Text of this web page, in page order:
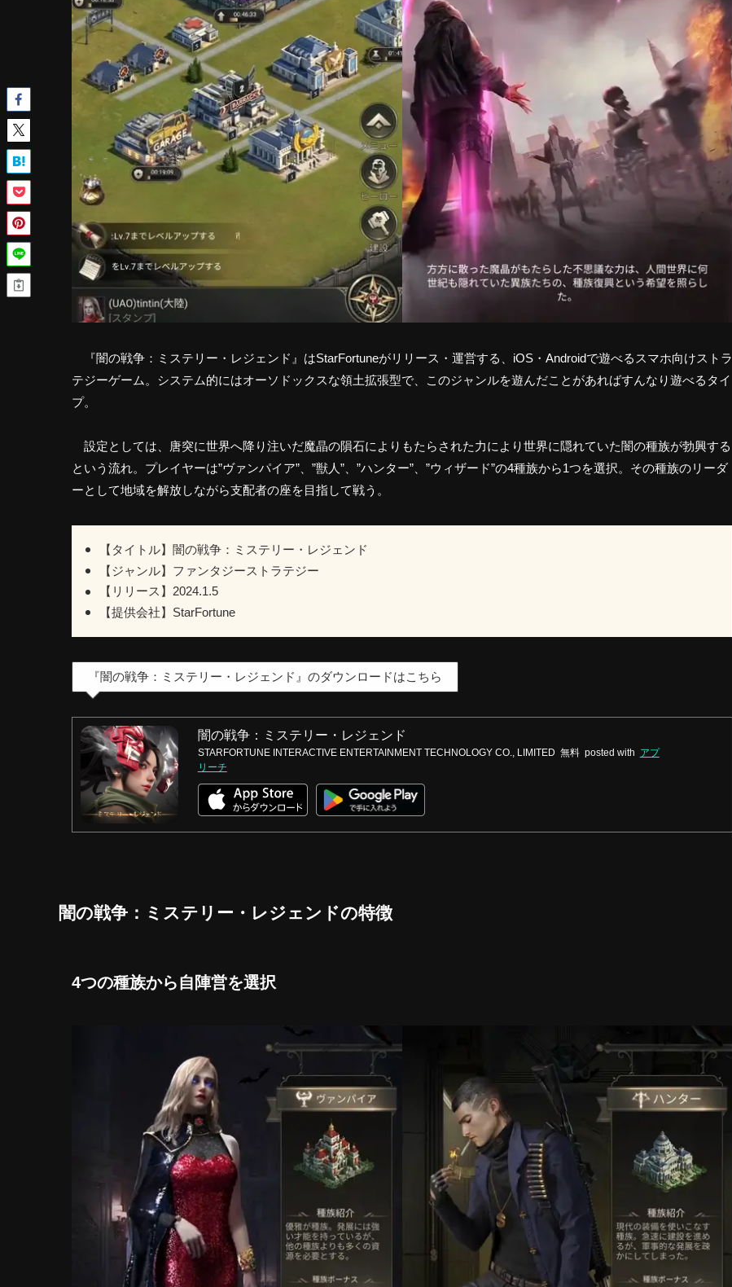
『闇の戦争：ミステリー・レジェンド』はStarFortuneがリリース・運営する、iOS・Androidで遊べるスマホ向けストラ
テジーゲーム。システム的にはオーソドックスな領土拡張型で、このジャンルを遊んだことがあればすんなり遊べるタイ
プ。
設定としては、唐突に世界へ降り注いだ魔晶の隕石によりもたらされた力により世界に隠れていた闇の種族が勃興する
という流れ。プレイヤーは”ヴァンパイア”、”獣人”、”ハンター”、”ウィザード”の4種族から1つを選択。その種族のリーダ
ーとして地域を解放しながら支配者の座を目指して戦う。
【タイトル】闇の戦争：ミステリー・レジェンド
【ジャンル】ファンタジーストラテジー
【リリース】2024.1.5
【提供会社】StarFortune
『闇の戦争：ミステリー・レジェンド』のダウンロードはこちら
闇の戦争：ミステリー・レジェンド
STARFORTUNE INTERACTIVE ENTERTAINMENT TECHNOLOGY CO., LIMITED 無料 posted with アプ
リーチ
闇の戦争：ミステリー・レジェンドの特徴
4つの種族から自陣営を選択